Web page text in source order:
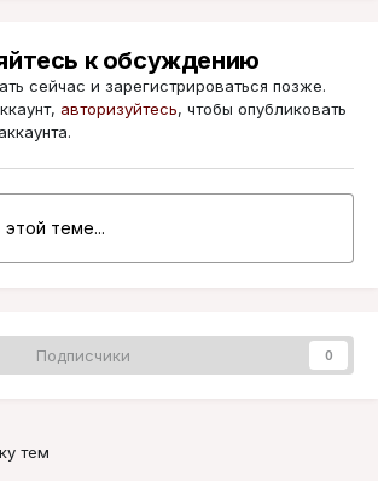
к обсуждению
сейчас и зарегистрироваться позже.
авторизуйтесь, чтобы опубликовать
теме...
Подписчики 0
тем